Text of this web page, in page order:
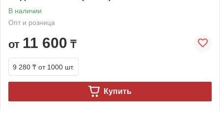
В наличии
Опт и розница
от 11 600 ₸
9 280 ₸ от 1000 шт.
Купить